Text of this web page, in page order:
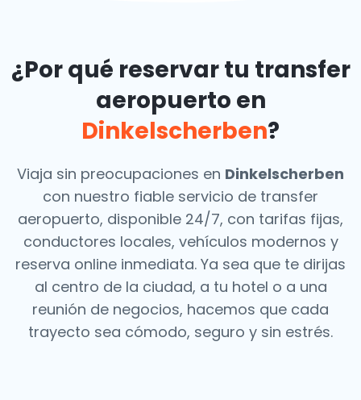
¿Por qué reservar tu transfer
aeropuerto en
Dinkelscherben?
Viaja sin preocupaciones en Dinkelscherben
con nuestro fiable servicio de transfer
aeropuerto, disponible 24/7, con tarifas fijas,
conductores locales, vehículos modernos y
reserva online inmediata. Ya sea que te dirijas
al centro de la ciudad, a tu hotel o a una
reunión de negocios, hacemos que cada
trayecto sea cómodo, seguro y sin estrés.